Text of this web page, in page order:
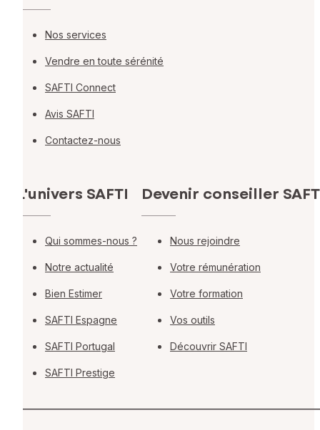
Nos services
Vendre en toute sérénité
SAFTI Connect
Avis SAFTI
Contactez-nous
L'univers SAFTI
Qui sommes-nous ?
Notre actualité
Bien Estimer
SAFTI Espagne
SAFTI Portugal
SAFTI Prestige
Devenir conseiller
Nous rejoindre
Votre rémunération
Votre formation
Vos outils
Découvrir SAFTI